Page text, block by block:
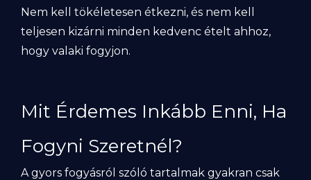
Nem kell tökéletesen étkezni, és nem kell
teljesen kizárni minden kedvenc ételt ahhoz,
hogy valaki fogyjon.
Mit Érdemes Inkább Enni, Ha
Fogyni Szeretnél?
A gyors fogyásról szóló tartalmak gyakran csak